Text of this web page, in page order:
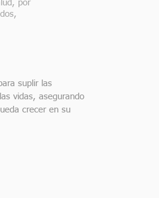
por
suplir las
vidas, asegurando
crecer en su